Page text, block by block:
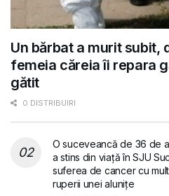
Un bărbat a murit subit,
femeia căreia îi repara
gătit
0 DISTRIBUIRI
O suceveancă de 36 de
a stins din viață în SJU
suferea de cancer cu
ruperii unei alunițe